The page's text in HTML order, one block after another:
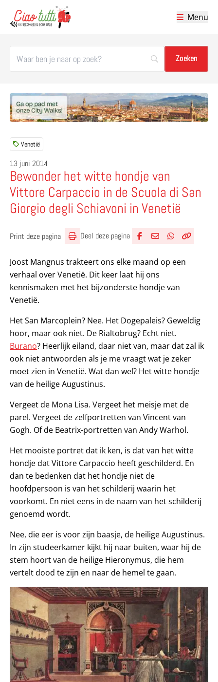
Menu
Venetië
13 juni 2014
Bewonder het witte hondje van
Vittore Carpaccio in de Scuola di San
Giorgio degli Schiavoni in Venetië
Print deze pagina Deel deze pagina
Joost Mangnus trakteert ons elke maand op een
verhaal over Venetië. Dit keer laat hij ons
kennismaken met het bijzonderste hondje van
Venetië.
Het San Marcoplein? Nee. Het Dogepaleis? Geweldig
hoor, maar ook niet. De Rialtobrug? Echt niet.
Burano? Heerlijk eiland, daar niet van, maar dat zal ik
ook niet antwoorden als je me vraagt wat je zeker
moet zien in Venetië. Wat dan wel? Het witte hondje
van de heilige Augustinus.
Vergeet de Mona Lisa. Vergeet het meisje met de
parel. Vergeet de zelfportretten van Vincent van
Gogh. Of de Beatrix-portretten van Andy Warhol.
Het mooiste portret dat ik ken, is dat van het witte
hondje dat Vittore Carpaccio heeft geschilderd. En
dan te bedenken dat het hondje niet de
hoofdpersoon is van het schilderij waarin het
voorkomt. En niet eens in de naam van het schilderij
genoemd wordt.
Nee, die eer is voor zijn baasje, de heilige Augustinus.
In zijn studeerkamer kijkt hij naar buiten, waar hij de
stem hoort van de heilige Hieronymus, die hem
vertelt dood te zijn en naar de hemel te gaan.